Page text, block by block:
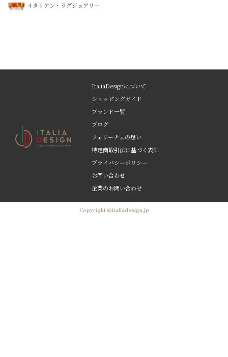
イタリアン・ラグジュアリー
ItaliaDesignについて
ショッピングガイド
ブランド一覧
ブログ
フェリーチェの想い
特定商取引法に基づく表記
プライバシーポリシー
お問い合わせ
企業のお問い合わせ
Copyright ©italiadesign.jp